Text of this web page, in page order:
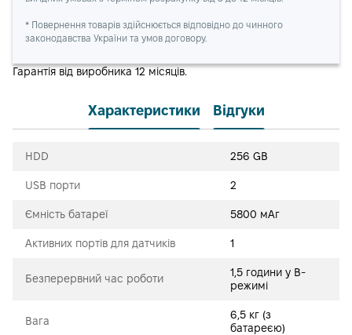
* Повернення товарів здійснюється відповідно до чинного
законодавства України та умов договору.
Гарантія від виробника 12 місяців.
Характеристики Відгуки
HDD 256 GB
USB порти 2
Ємність батареї 5800 мАг
Активних портів для датчиків 1
Безперервний час роботи
1,5 години у В-
режимі
Вага
6,5 кг (з
батареєю)